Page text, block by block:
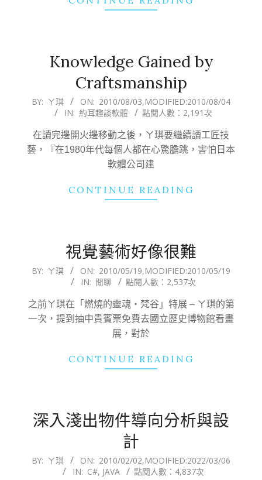
Knowledge Gained by
Craftsmanship
2010-
03
BY: ㄚ琪 ON: 2010/08/03,MODIFIED:2010/08/04
IN: 約耳趣談軟體 點閱人數：2,191次
在讀完邊開火邊移動之後，ㄚ琪要繼續讀工匠技
藝，『在1980年代每個人都在心驚膽跳，害怕日本
軟體公司建
CONTINUE READING
視覺藝術好像很難
2010-
19
BY: ㄚ琪 ON: 2010/05/19,MODIFIED:2010/05/19
IN: 閒聊 點閱人數：2,537次
之前ㄚ琪在「燃燒的靈魂‧梵谷」特展 – ㄚ琪的第
一次，提到抽中貴賓票免費去國立歷史博物館看畫
展，對於
CONTINUE READING
深入淺出物件導向分析與設
計
2010-
BY: ㄚ琪 ON: 2010/02/02,MODIFIED:2022/03/06
IN: C#, JAVA 點閱人數：4,837次